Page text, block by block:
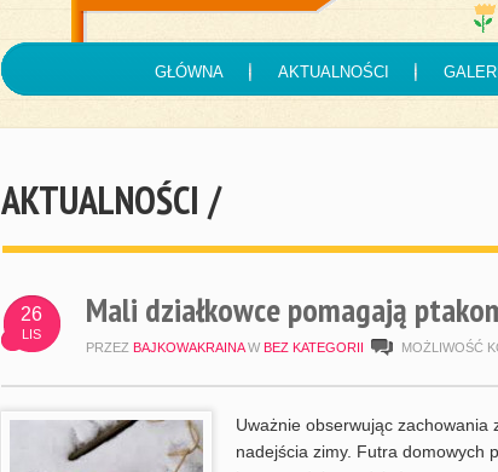
GŁÓWNA AKTUALNOŚCI
AKTUALNOŚCI /
26
LIS
Mali działkowce pomagają
PRZEZ BAJKOWAKRAINA W BEZ KATEGORII MOŻLIWOŚĆ
Uważnie obserwując
nadejścia zimy. Futra domowych